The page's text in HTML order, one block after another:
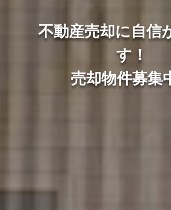
不動産売却に自信
す！
売却物件募集